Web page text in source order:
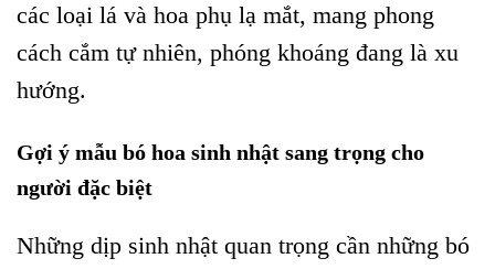
các loại lá và hoa phụ lạ mắt, mang phong
cách cắm tự nhiên, phóng khoáng đang là xu
hướng.
Gợi ý mẫu bó hoa sinh nhật sang trọng cho
người đặc biệt
Những dịp sinh nhật quan trọng cần những bó